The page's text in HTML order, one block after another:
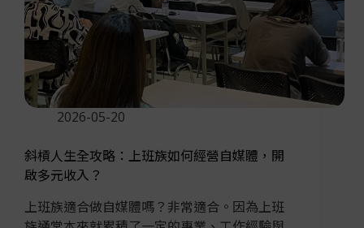
2026-05-20
斜槓人生全攻略：上班族如何經營自媒體，開
啟多元收入？
上班族適合做自媒體嗎？非常適合。因為上班